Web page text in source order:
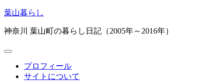
コ
テ
ツ
葉山暮らし
神奈川 葉山町の暮らし日記（2005年～2016年）
プロフィール
サイトについて